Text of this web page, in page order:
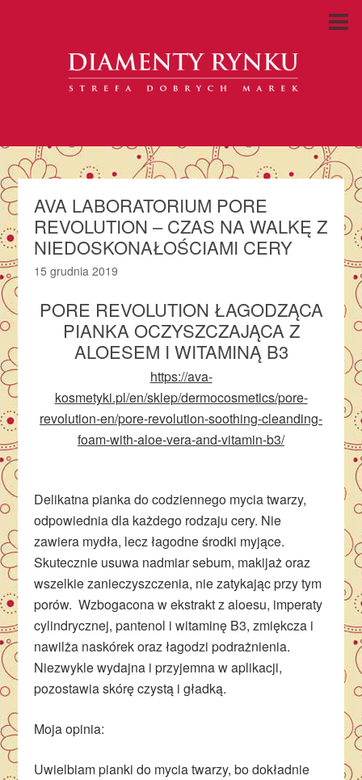
AVA LABORATORIUM PORE
REVOLUTION – CZAS NA WALKĘ Z
NIEDOSKONAŁOŚCIAMI CERY
15 grudnia 2019
PORE REVOLUTION ŁAGODZĄCA
PIANKA OCZYSZCZAJĄCA Z
ALOESEM I WITAMINĄ B3
https://ava-
kosmetyki.pl/en/sklep/dermocosmetics/pore-
revolution-en/pore-revolution-soothing-cleanding-
foam-with-aloe-vera-and-vitamin-b3/
Delikatna pianka do codziennego mycia twarzy,
odpowiednia dla każdego rodzaju cery. Nie
zawiera mydła, lecz łagodne środki myjące.
Skutecznie usuwa nadmiar sebum, makijaż oraz
wszelkie zanieczyszczenia, nie zatykając przy tym
porów. Wzbogacona w ekstrakt z aloesu, imperaty
cylindrycznej, pantenol i witaminę B3, zmiękcza i
nawilża naskórek oraz łagodzi podrażnienia.
Niezwykle wydajna i przyjemna w aplikacji,
pozostawia skórę czystą i gładką.
Moja opinia:
Uwielbiam pianki do mycia twarzy, bo dokładnie